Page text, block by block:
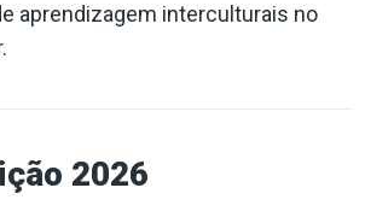
aprendizagem interculturais no
2026